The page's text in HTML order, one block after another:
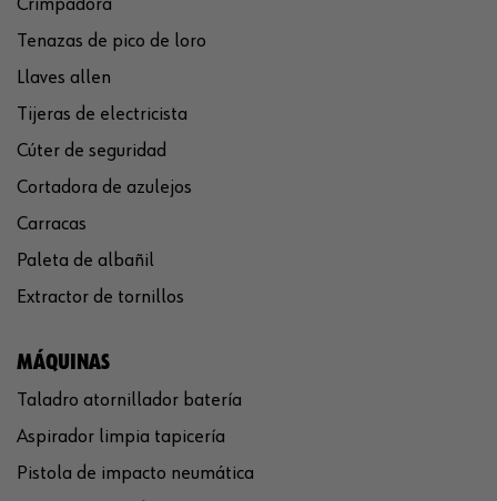
Crimpadora
Tenazas de pico de loro
Llaves allen
Tijeras de electricista
Cúter de seguridad
Cortadora de azulejos
Carracas
Paleta de albañil
Extractor de tornillos
MÁQUINAS
Taladro atornillador batería
Aspirador limpia tapicería
Pistola de impacto neumática